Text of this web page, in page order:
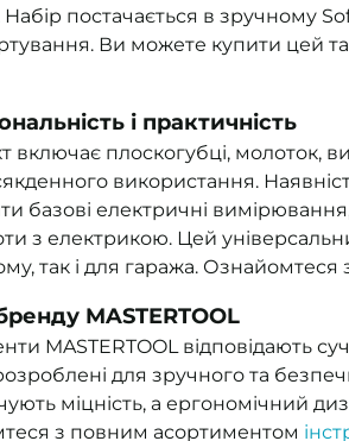
Набір постачається в зручному
Ви можете купити цей та
і практичність
включає плоскогубці, молоток,
використання.
базові електричні
з електрикою. Цей
так і для гаража.
MASTERTOOL
MASTERTOOL відповідають
для зручного та
міцність, а ергономічний
з повним асортиментом